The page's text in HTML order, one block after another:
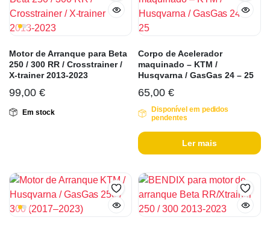
Motor de Arranque para Beta
250 / 300 RR / Crosstrainer /
X-trainer 2013-2023
99,00 €
Em stock
Corpo de Acelerador
maquinado – KTM /
Husqvarna / GasGas 24 – 25
65,00 €
Disponível em pedidos
pendentes
Ler mais